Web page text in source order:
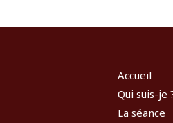
Accueil
Qui suis-je
La séance